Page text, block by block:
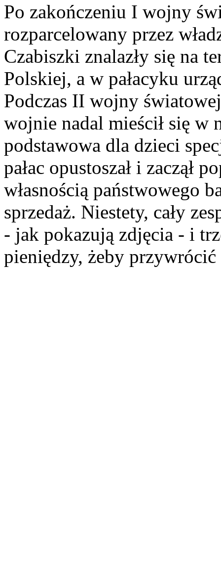
Po zakończeniu I wojny
rozparcelowany przez
Czabiszki znalazły się na
Polskiej, a w pałacyku
Podczas II wojny
wojnie nadal mieścił się w
podstawowa dla dzieci
pałac opustoszał i zaczął
własnością państwowego
sprzedaż. Niestety, cały
- jak pokazują zdjęcia - i
pieniędzy, żeby